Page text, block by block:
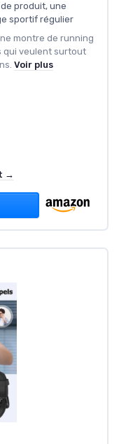
produit, une
sportif régulier
montre de running
qui veulent surtout
Voir plus
→